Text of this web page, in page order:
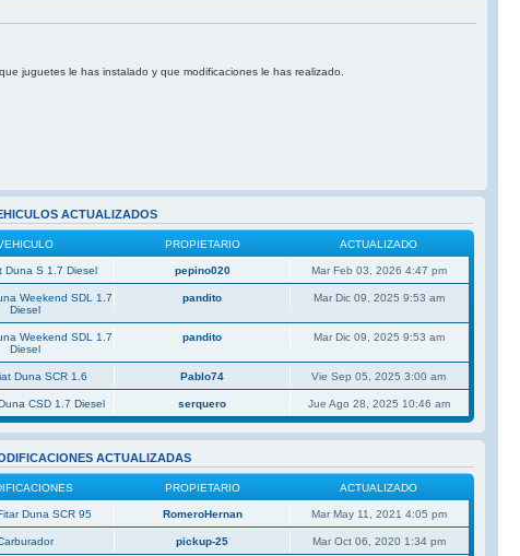
juguetes le has instalado y que modificaciones le has realizado.
ACTUALIZADOS
PROPIETARIO ACTUALIZADO
Duna S 1.7 Diesel pepino020 Mar Feb 03, 2026 4:47 pm
Weekend SDL 1.7
Diesel
pandito Mar Dic 09, 2025 9:53 am
Weekend SDL 1.7
Diesel
pandito Mar Dic 09, 2025 9:53 am
Duna SCR 1.6 Pablo74 Vie Sep 05, 2025 3:00 am
CSD 1.7 Diesel serquero Jue Ago 28, 2025 10:46 am
ACTUALIZADAS
PROPIETARIO ACTUALIZADO
Duna SCR 95 RomeroHernan Mar May 11, 2021 4:05 pm
pickup-25 Mar Oct 06, 2020 1:34 pm